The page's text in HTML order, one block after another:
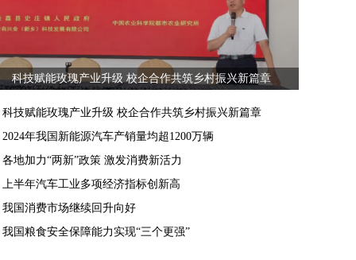
科技赋能玫瑰产业升级 校企合作共筑乡村振兴新篇章
科技赋能玫瑰产业升级 校企合作共筑乡村振兴新篇章
2024年我国新能源汽车产销量均超1200万辆
各地加力“两新”政策 激发消费新活力
上半年汽车工业多项经济指标创新高
我国消费市场继续回升向好
我国粮食安全保障能力实现“三个更强”